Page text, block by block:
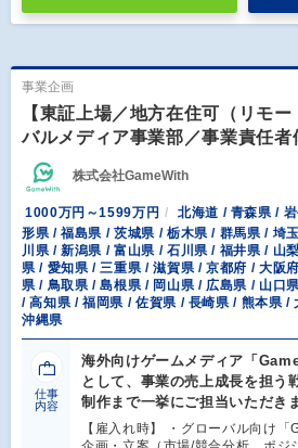
事業企画
【東証上場／地方在住可（リモ
バルメディア事業部／事業責任者
株式会社GameWith
1000万円～1599万円
北海道 / 青森県 /
形県 / 福島県 / 茨城県 / 栃木県 / 群馬県 / 埼
川県 / 新潟県 / 富山県 / 石川県 / 福井県 / 山
県 / 愛知県 / 三重県 / 滋賀県 / 京都府 / 大阪
県 / 鳥取県 / 島根県 / 岡山県 / 広島県 / 山口
/ 高知県 / 福岡県 / 佐賀県 / 長崎県 / 熊本県 /
沖縄県
仕事
内容
海外向けゲームメディア「
として、事業の売上成長を担う
制作まで一挙にご担当いただき
【雇入れ時】 ・グローバル向け